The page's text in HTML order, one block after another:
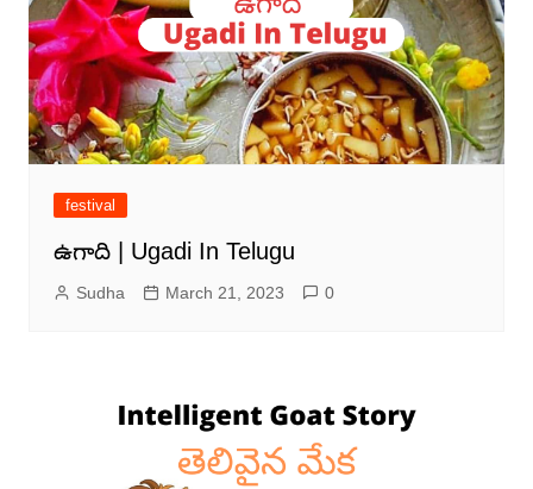
festival
ఉగాది | Ugadi In Telugu
Sudha March 21, 2023 0